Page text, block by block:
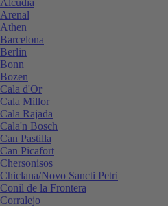
Arenal
Athen
Barcelona
Berlin
Bonn
Bozen
Cala d'Or
Cala Millor
Cala Rajada
Cala'n Bosch
Can Pastilla
Can Picafort
Chersonisos
Chiclana/Novo Sancti Petri
Conil de la Frontera
Corralejo